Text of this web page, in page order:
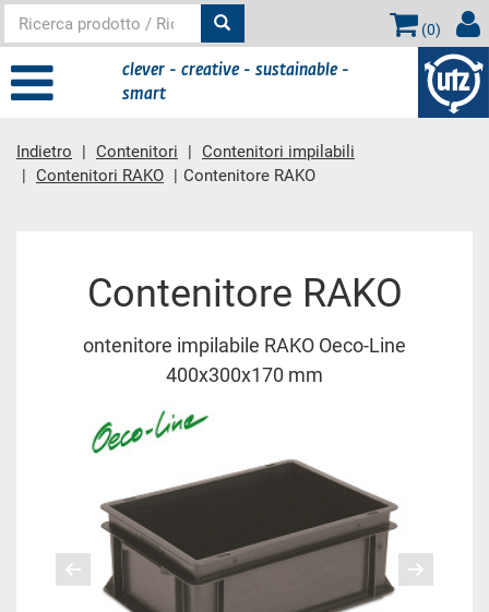
(0)
clever - creative - sustainable -
smart
Indietro Contenitori
Contenitori impilabili
Contenitori RAKO
Contenitore RAKO
Contenitore RAKO
ontenitore impilabile RAKO Oeco-Line
400x300x170 mm